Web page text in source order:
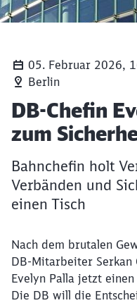
05. Februar 2026,
Berlin
Artikel:
DB-Chefin
zum
Bahnchefin holt
Verbänden und
einen Tisch
Nach dem brutalen
DB-Mitarbeiter Serkan
Evelyn Palla jetzt
Die DB will die